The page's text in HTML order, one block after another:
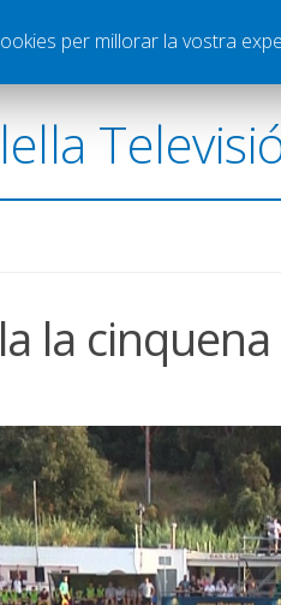
Pòdcasts Vídeos
la
per millorar la vostra